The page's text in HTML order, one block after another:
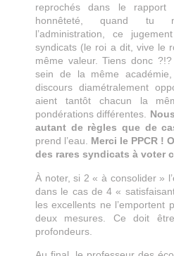
reprochés dans le rapport
honnêteté, quand tu
l’administration, ce
syndicats (le roi a dit, vive le
même valeur. Tiens donc
sein de la même
discours diamétralement
aient tantôt chacun la
pondérations différentes.
autant de règles que de
prend l’eau. Merci le PPCR !
des rares syndicats à voter
À noter, si 2 « à consolider »
dans le cas de 4 «
les excellents ne l’emportent
deux mesures. Ce doit
profondeurs.